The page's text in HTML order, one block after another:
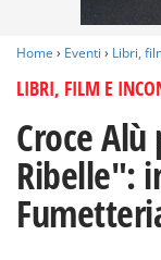
Home › Eventi › Libri,
LIBRI, FILM E
Croce
Ribelle":